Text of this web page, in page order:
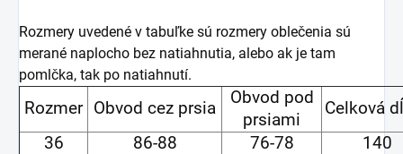
Rozmery uvedené v tabuľke sú rozmery oblečenia sú
merané naplocho bez natiahnutia, alebo ak je tam
pomlčka, tak po natiahnutí.
Rozmer Obvod cez prsia
Obvod pod
prsiami
Celková
36
86-88 76-78
140